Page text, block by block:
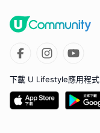
下載 U Lifestyle應用程式